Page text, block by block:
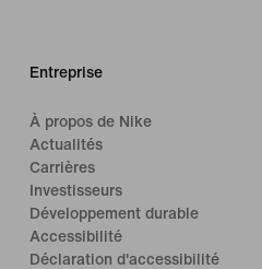
Entreprise
À propos de Nike
Actualités
Carrières
Investisseurs
Développement durable
Accessibilité
Déclaration d'accessibilité